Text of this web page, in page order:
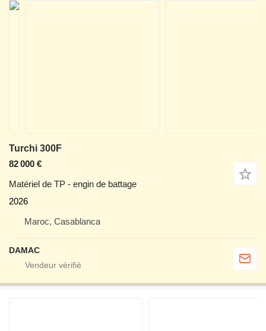
Turchi 300F
82 000 €
Matériel de TP - engin de battage
2026
Maroc, Casablanca
DAMAC